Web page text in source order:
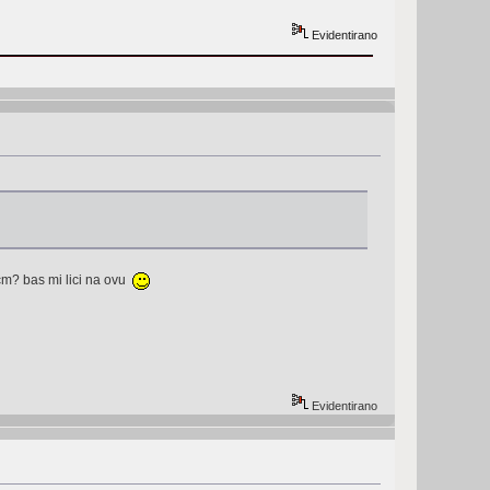
Evidentirano
bas mi lici na ovu
Evidentirano